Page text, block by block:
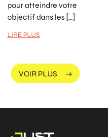
pour atteindre votre
objectif dans les […]
LIRE PLUS
VOIR PLUS